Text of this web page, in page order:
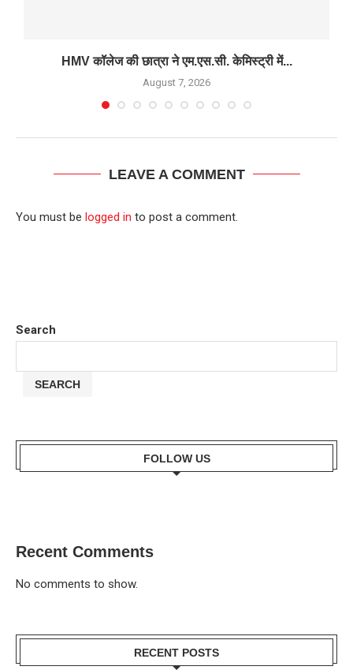
HMV कॉलेज की छात्रा ने एम.एस.सी. केमिस्ट्री में...
August 7, 2026
LEAVE A COMMENT
You must be logged in to post a comment.
Search
SEARCH
FOLLOW US
Recent Comments
No comments to show.
RECENT POSTS